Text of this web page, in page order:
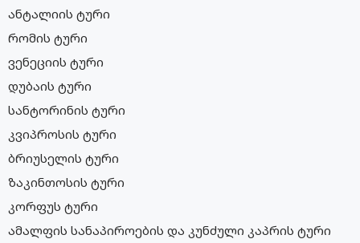
ანტალიის ტური
რომის ტური
ვენეციის ტური
დუბაის ტური
სანტორინის ტური
კვიპროსის ტური
ბრიუსელის ტური
ზაკინთოსის ტური
კორფუს ტური
ამალფის სანაპიროების და კუნძული კაპრის ტური